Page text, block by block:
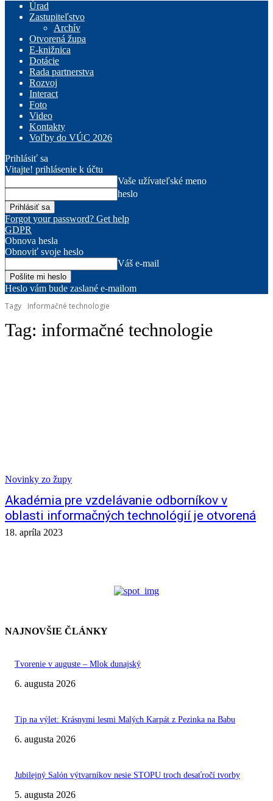
Úrad
Zastupiteľstvo
Archív
Otvorená župa
E-knižnica
Dotácie
Rada partnerstva
Rozvoj
Interact
Foto
Video
Kontakty
Voľby do VÚC 2026
Prihlásiť sa
Vitajte! prihlásenie k účtu
Vaše užívateľské meno
heslo
Forgot your password? Get help
GDPR
Obnova hesla
Obnoviť svoje heslo
Váš e-mail
Heslo vám bude zaslané e-mailom
Tagy
Informačné technologie
Tag: informačné technologie
Novinky zo župy
Akadémia pre vzdelávanie odborníkov v
oblasti informačných technológií je otvorená
18. apríla 2023
NAJNOVŠIE ČLÁNKY
Tvorenie v auguste – Mlok dunajský
6. augusta 2026
Tip na výlet: Krásnymi lesmi Malých Karpát z Pezinka na Babu
6. augusta 2026
Jubilejný Salón výtvarníkov nesie STOPU troch desaťročí tvorby
5. augusta 2026